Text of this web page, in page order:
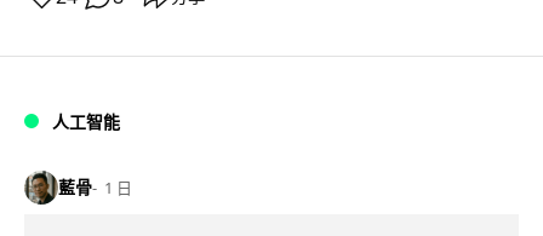
人工智能
藍骨 1 日